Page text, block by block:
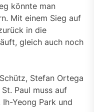
könnte man
Mit einem Sieg auf
in die
gleich auch noch
Stefan Ortega
Paul muss auf
Yeong Park und